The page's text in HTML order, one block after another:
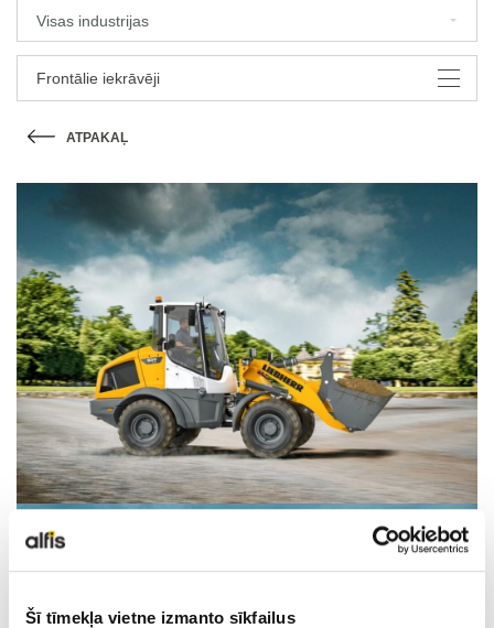
Šī tīmekļa vietne izmanto sīkfailus
PAKALPOJUMI UN RISINĀJUMI
SISTĒMAS
LIEBHERR LIETOTĀ TEHNIKA
KARJERA
PAR MUMS
KONTAKTI
Visas industrijas
Frontālie iekrāvēji
ATPAKAĻ